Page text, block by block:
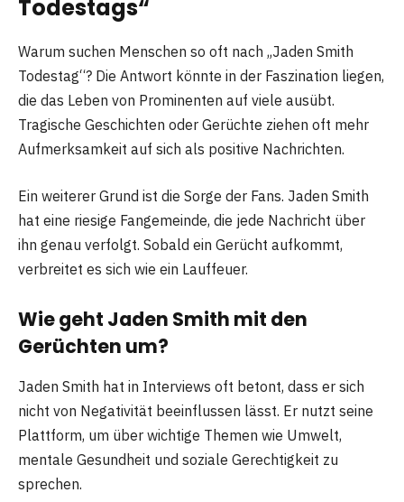
Todestags“
Warum suchen Menschen so oft nach „Jaden Smith
Todestag“? Die Antwort könnte in der Faszination liegen,
die das Leben von Prominenten auf viele ausübt.
Tragische Geschichten oder Gerüchte ziehen oft mehr
Aufmerksamkeit auf sich als positive Nachrichten.
Ein weiterer Grund ist die Sorge der Fans. Jaden Smith
hat eine riesige Fangemeinde, die jede Nachricht über
ihn genau verfolgt. Sobald ein Gerücht aufkommt,
verbreitet es sich wie ein Lauffeuer.
Wie geht Jaden Smith mit den
Gerüchten um?
Jaden Smith hat in Interviews oft betont, dass er sich
nicht von Negativität beeinflussen lässt. Er nutzt seine
Plattform, um über wichtige Themen wie Umwelt,
mentale Gesundheit und soziale Gerechtigkeit zu
sprechen.